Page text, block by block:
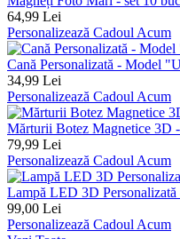
64,99 Lei
Personalizează Cadoul Acum
Cană Personalizată - Model
34,99 Lei
Personalizează Cadoul Acum
Mărturii Botez Magnetice 3D
79,99 Lei
Personalizează Cadoul Acum
Lampă LED 3D
99,00 Lei
Personalizează Cadoul Acum